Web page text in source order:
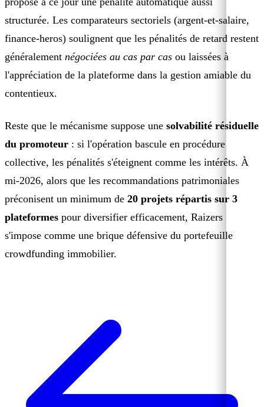
structurée. Les comparateurs sectoriels (argent-et-salaire,
finance-heros) soulignent que les pénalités de retard restent
généralement négociées au cas par cas ou laissées à
l'appréciation de la plateforme dans la gestion amiable du
contentieux.
Reste que le mécanisme suppose une solvabilité résiduelle
du promoteur : si l'opération bascule en procédure
collective, les pénalités s'éteignent comme les intérêts. À
mi-2026, alors que les recommandations patrimoniales
préconisent un minimum de 20 projets répartis sur 3
plateformes pour diversifier efficacement, Raizers
s'impose comme une brique défensive du portefeuille
crowdfunding immobilier.